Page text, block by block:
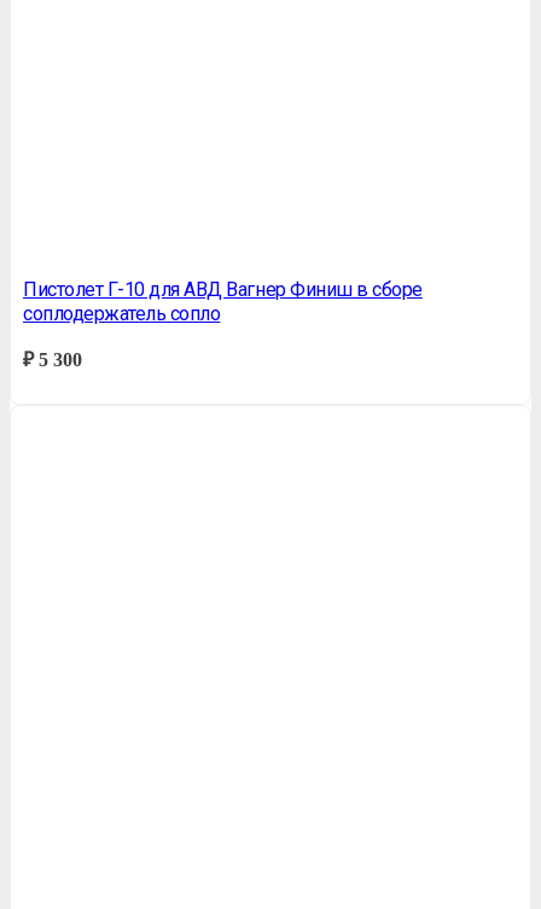
Пистолет Г-10 для АВД Вагнер Финиш в сборе
соплодержатель сопло
₽5 300